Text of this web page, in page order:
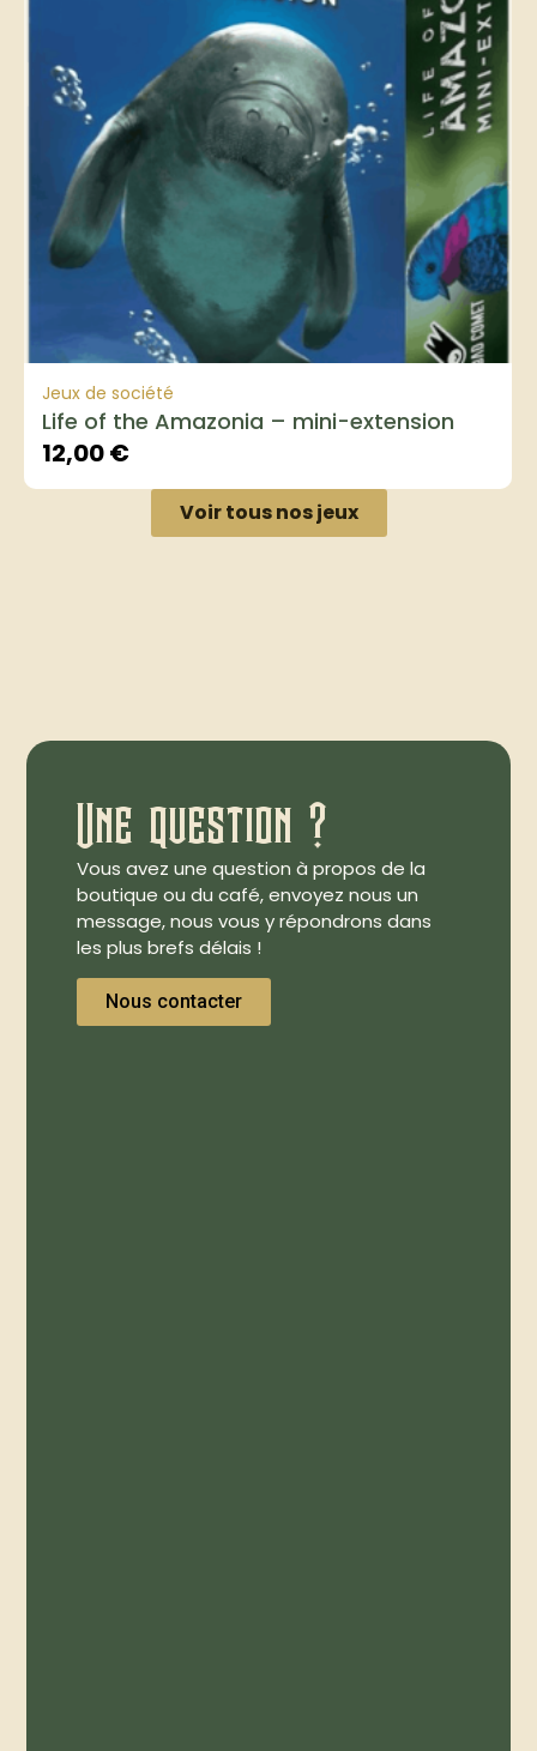
Jeux de société
Life of the Amazonia – mini-extension
12,00€
Voir tous nos jeux
Une question ?
Vous avez une question à propos de la
boutique ou du café, envoyez nous un
message, nous vous y répondrons dans
les plus brefs délais !
Nous contacter